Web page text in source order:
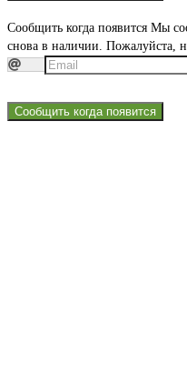
Сообщить когда появится Мы
снова в наличии. Пожалуйста,
Сообщить когда появится